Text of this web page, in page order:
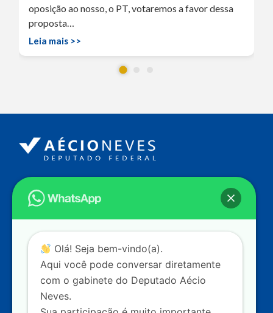
oposição ao nosso, o PT, votaremos a favor dessa
proposta…
Leia mais >>
Endereço
Câmara dos Deputados
Ed. Principal, Ala C – Gabinete
Contato
dep.aecioneves@camara.leg.br
+55 (61) 3215-5964
+55 (31) 3261-0121
Olá! Seja bem-vindo(a).
Aqui você pode conversar diretamente
com o gabinete do Deputado Aécio
Neves.